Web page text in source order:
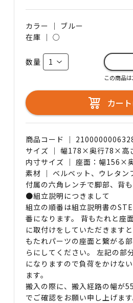
カラー ｜ ブルー
在庫 ｜○
数量
この商品
カー
商品コード ｜
サイズ ｜ 幅178×奥行78×高
内寸サイズ ｜ 座面：幅156×
素材 ｜ ベルベット、ウレタン
付属の六角レンチで脚部、背
●組立説明につきまして
組立の順番は組立説明書の
番になります。 背もたれと座
に取付けをしていただきます
もたれパーツの座面と繋がる
らにしてください。 左記の部
になりますので負荷をかけな
ます。
搬入の際に、搬入経路の幅が
でご確認をお願い申し上げます